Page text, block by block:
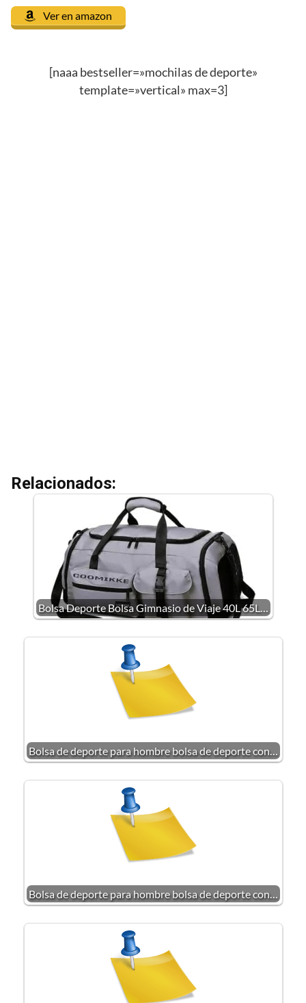
Ver en amazon
[naaa bestseller=»mochilas de deporte»
template=»vertical» max=3]
Relacionados:
Bolsa Deporte Bolsa Gimnasio de Viaje 40L 65L…
Bolsa de deporte para hombre bolsa de deporte con…
Bolsa de deporte para hombre bolsa de deporte con…